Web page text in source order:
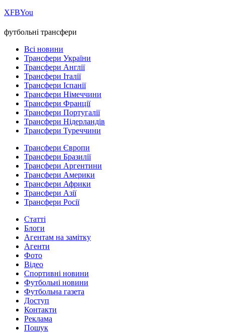
ХFBYou
футбольні трансфери
Всі новини
Трансфери України
Трансфери Англії
Трансфери Італії
Трансфери Іспанії
Трансфери Німеччини
Трансфери Франції
Трансфери Португалії
Трансфери Нідерландів
Трансфери Туреччини
Трансфери Європи
Трансфери Бразилії
Трансфери Аргентини
Трансфери Америки
Трансфери Африки
Трансфери Азії
Трансфери Росії
Статті
Блоги
Агентам на замітку
Агенти
Фото
Відео
Спортивні новини
Футбольні новини
Футбольна газета
Доступ
Контакти
Реклама
Пошук